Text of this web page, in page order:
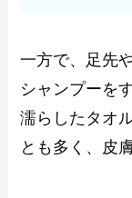
一方で、足先
シャンプーを
濡らしたタオ
とも多く、皮